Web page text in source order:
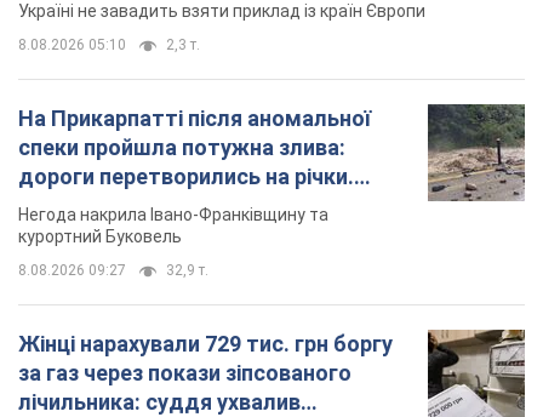
Україні не завадить взяти приклад із країн Європи
8.08.2026 05:10 2,3 т.
На Прикарпатті після аномальної
спеки пройшла потужна злива:
дороги перетворились на річки.
Відео
Негода накрила Івано-Франківщину та
курортний Буковель
8.08.2026 09:27 32,9 т.
Жінці нарахували 729 тис. грн боргу
за газ через покази зіпсованого
лічильника: суддя ухвалив